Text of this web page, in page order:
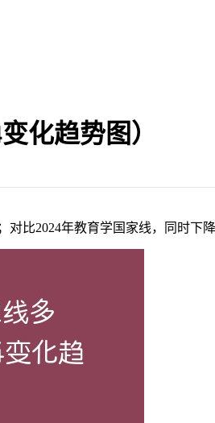
化趋势图）
对比2024年教育学国家线，同时下